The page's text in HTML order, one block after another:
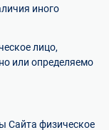
иного
лицо,
или определяемо
Сайта физическое